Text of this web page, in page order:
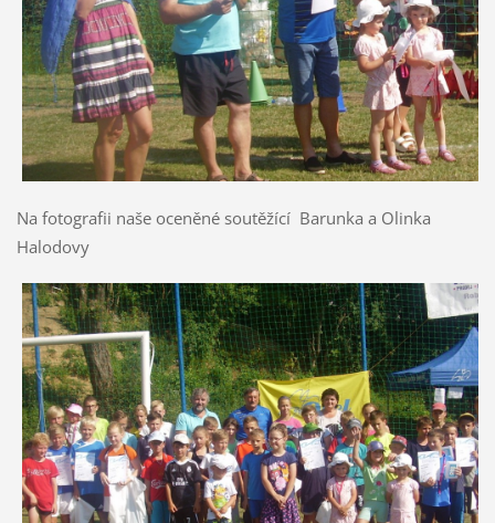
Na fotografii naše oceněné soutěžící Barunka a Olinka
Halodovy